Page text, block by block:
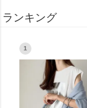
ランキング
1